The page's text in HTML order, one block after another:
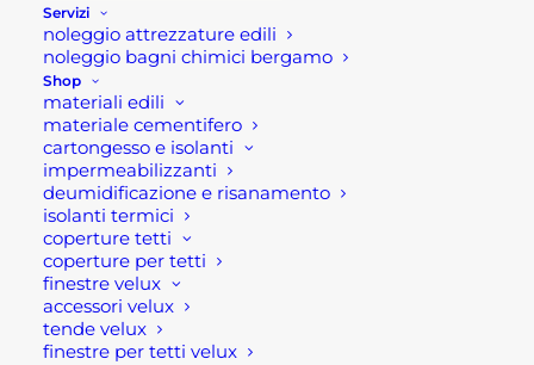
Servizi
noleggio attrezzature edili
noleggio bagni chimici bergamo
Shop
materiali edili
materiale cementifero
cartongesso e isolanti
impermeabilizzanti
deumidificazione e risanamento
isolanti termici
coperture tetti
coperture per tetti
finestre velux
accessori velux
tende velux
finestre per tetti velux
SCEGLIERE? GAS,
LEGNA, CARBONE,
PELLET O ELETTRICO?
Barbecue quale
scegliere? Gas,
legna, carbone,
pellet, o elettrico?
Come scegliere il tipo di